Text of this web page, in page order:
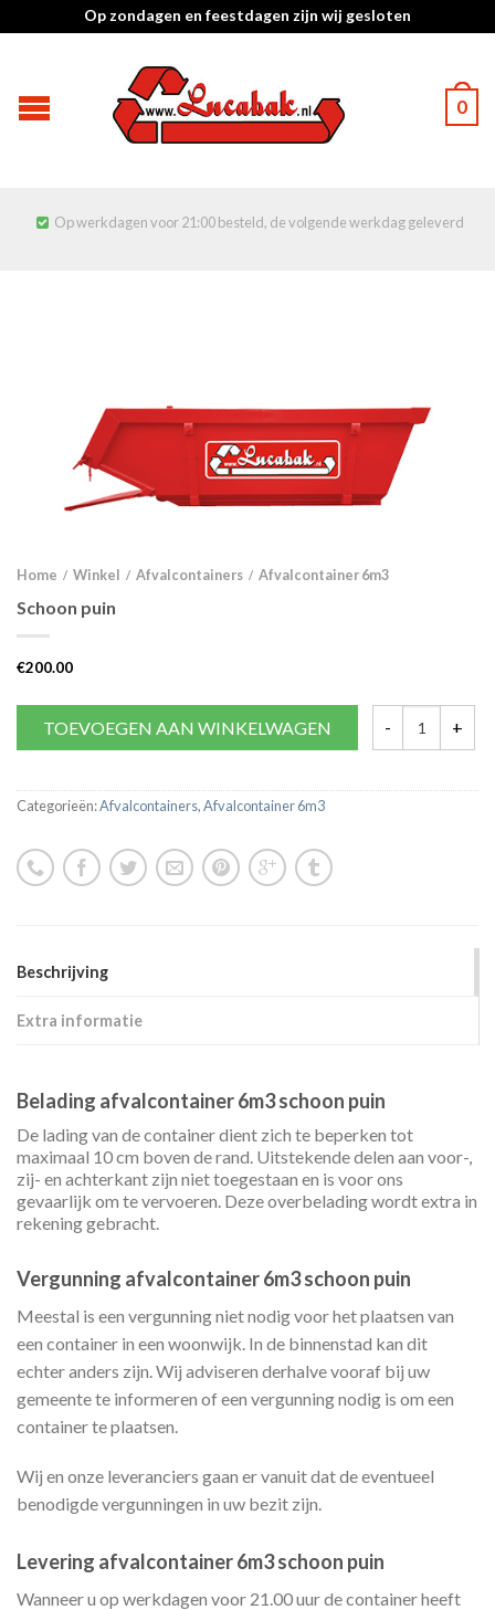
Op zondagen en feestdagen zijn wij gesloten
0
 Op werkdagen voor 21:00 besteld, de volgende werkdag geleverd
Home / Winkel / Afvalcontainers / Afvalcontainer 6m3
Schoon puin
€200.00
TOEVOEGEN AAN WINKELWAGEN
Categorieën:Afvalcontainers,Afvalcontainer 6m3
Beschrijving
Extra informatie
Belading afvalcontainer 6m3 schoon puin
De lading van de container dient zich te beperken tot
maximaal 10 cm boven de rand. Uitstekende delen aan voor-,
zij- en achterkant zijn niet toegestaan en is voor ons
gevaarlijk om te vervoeren. Deze overbelading wordt extra in
rekening gebracht.
Vergunning afvalcontainer 6m3 schoon puin
Meestal is een vergunning niet nodig voor het plaatsen van
een container in een woonwijk. In de binnenstad kan dit
echter anders zijn. Wij adviseren derhalve vooraf bij uw
gemeente te informeren of een vergunning nodig is om een
container te plaatsen.
Wij en onze leveranciers gaan er vanuit dat de eventueel
benodigde vergunningen in uw bezit zijn.
Levering afvalcontainer 6m3 schoon puin
Wanneer u op werkdagen voor 21.00 uur de container heeft